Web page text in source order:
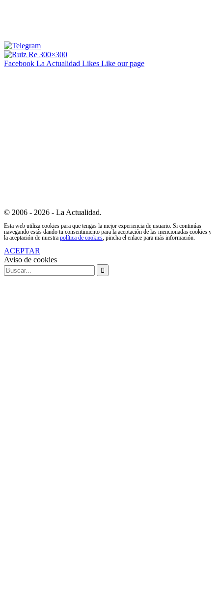
Facebook La Actualidad Likes Like our page
© 2006 - 2026 - La Actualidad.
Esta web utiliza cookies para que tengas la mejor experiencia de usuario. Si continúas
navegando estás dando tu consentimiento para la aceptación de las mencionadas cookies y
la aceptación de nuestra política de cookies, pincha el enlace para más información.
ACEPTAR
Aviso de cookies